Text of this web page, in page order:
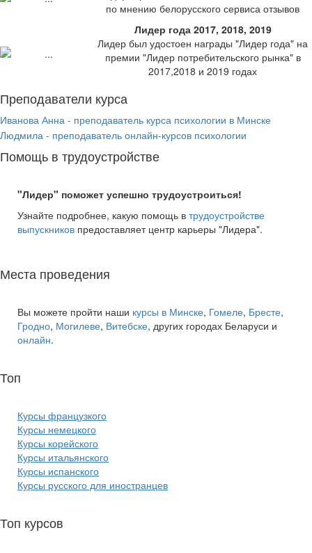
по мнению белорусского сервиса отзывов
Лидер года 2017, 2018, 2019
Лидер был удостоен награды "Лидер года" на
премии "Лидер потребительского рынка" в
2017,2018 и 2019 годах
Преподаватели курса
Иванова Анна - преподаватель курса психологии в Минске
Людмила - преподаватель онлайн-курсов психологии
Помощь в трудоустройстве
"Лидер" поможет успешно трудоустроиться!
Узнайте подробнее, какую помощь в трудоустройстве
выпускников предоставляет центр карьеры "Лидера".
Места проведения
Вы можете пройти наши курсы в Минске, Гомеле, Бресте,
Гродно, Могилеве, Витебске, других городах Беларуси и
онлайн.
Топ
Курсы французкого
Курсы немецкого
Курсы корейского
Курсы итальянского
Курсы испанского
Курсы русского для иностранцев
Топ курсов